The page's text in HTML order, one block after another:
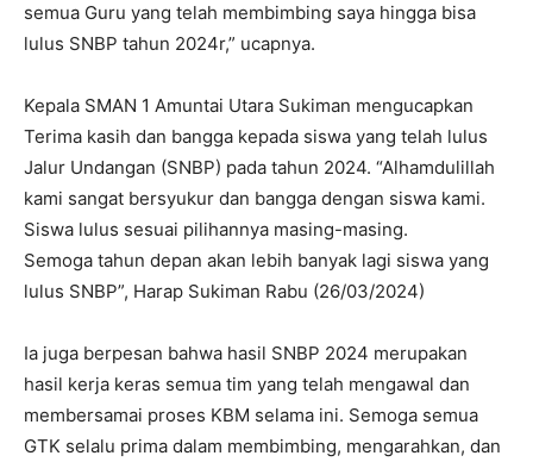
semua Guru yang telah membimbing saya hingga bisa
lulus SNBP tahun 2024r,” ucapnya.
Kepala SMAN 1 Amuntai Utara Sukiman mengucapkan
Terima kasih dan bangga kepada siswa yang telah lulus
Jalur Undangan (SNBP) pada tahun 2024. “Alhamdulillah
kami sangat bersyukur dan bangga dengan siswa kami.
Siswa lulus sesuai pilihannya masing-masing.
Semoga tahun depan akan lebih banyak lagi siswa yang
lulus SNBP”, Harap Sukiman Rabu (26/03/2024)
Ia juga berpesan bahwa hasil SNBP 2024 merupakan
hasil kerja keras semua tim yang telah mengawal dan
membersamai proses KBM selama ini. Semoga semua
GTK selalu prima dalam membimbing, mengarahkan, dan